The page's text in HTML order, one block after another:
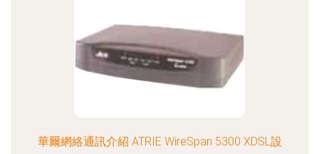
華爾網絡通訊介紹 ATRIE WireSpan 5300 XDSL設